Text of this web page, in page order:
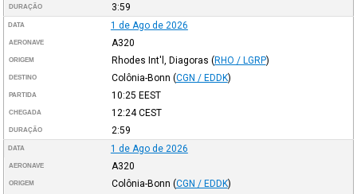
DURAÇÃO 3:59
DATA 1 de Ago de 2026
AERONAVE A320
ORIGEM Rhodes Int'l, Diagoras (RHO / LGRP)
DESTINO Colônia-Bonn (CGN / EDDK)
PARTIDA 10:25 EEST
CHEGADA 12:24CEST
DURAÇÃO 2:59
DATA 1 de Ago de 2026
AERONAVE A320
ORIGEM Colônia-Bonn (CGN / EDDK)